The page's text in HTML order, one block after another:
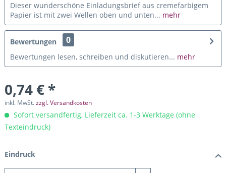
Dieser wunderschöne Einladungsbrief aus cremefarbigem
Papier ist mit zwei Wellen oben und unten... mehr
Bewertungen 0
Bewertungen lesen, schreiben und diskutieren... mehr
0,74 € *
inkl. MwSt.zzgl. Versandkosten
Sofort versandfertig, Lieferzeit ca. 1-3 Werktage (ohne
Texteindruck)
Eindruck